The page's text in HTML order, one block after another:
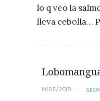
lo q veo la
lleva cebolla…
14/05/2018